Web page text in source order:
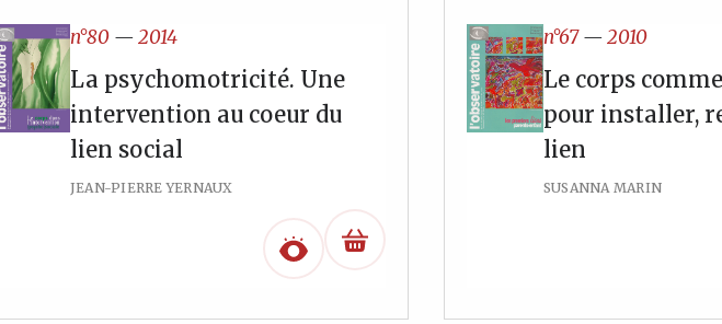
n°80 —2014
La psychomotricité. Une
intervention au coeur du
lien social
JEAN-PIERRE YERNAUX
n°67—2010
Le corps
pour installer,
lien
SUSANNA MARIN